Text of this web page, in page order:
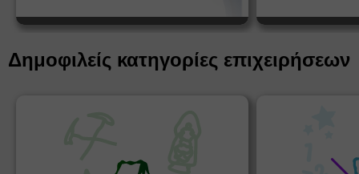
Δημοφιλείς κατηγορίες επιχειρήσεων